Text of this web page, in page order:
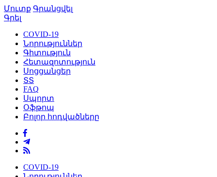
Մուտք Գրանցվել
Գրել
COVID-19
Նորություններ
Գիտություն
Հետազոտություն
Սոցցանցեր
ՏՏ
FAQ
Սպորտ
Օֆթոպ
Բոլոր հոդվածները
COVID-19